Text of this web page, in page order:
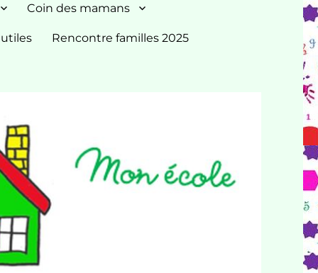
Coin des mamans
Rencontre familles 2025